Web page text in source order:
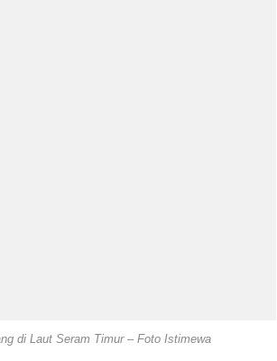
di Laut Seram Timur – Foto Istimewa